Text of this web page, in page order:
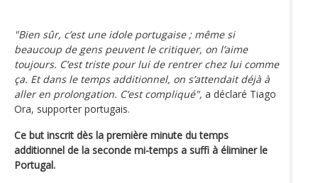
"Bien sûr, c’est une idole portugaise ; même si
beaucoup de gens peuvent le critiquer, on l’aime
toujours. C’est triste pour lui de rentrer chez lui comme
ça. Et dans le temps additionnel, on s’attendait déjà à
aller en prolongation. C’est compliqué", a déclaré Tiago
Ora, supporter portugais.
Ce but inscrit dès la première minute du temps
additionnel de la seconde mi-temps a suffi à éliminer le
Portugal.